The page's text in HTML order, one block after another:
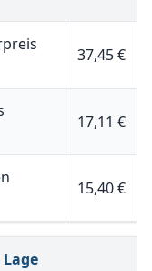
37,45 €
17,11 €
15,40 €